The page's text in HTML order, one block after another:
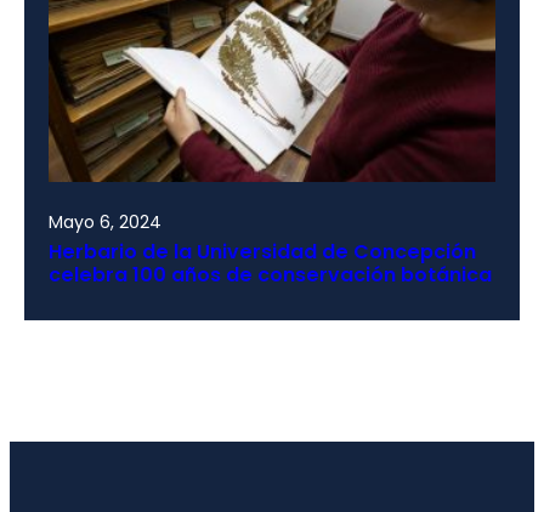
Mayo 6, 2024
Herbario de la Universidad de Concepción
celebra 100 años de conservación botánica